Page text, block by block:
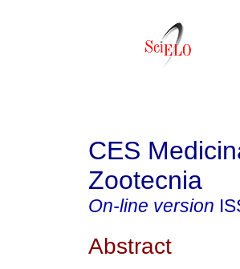
CES
Zootecnia
On-line version
Abstract